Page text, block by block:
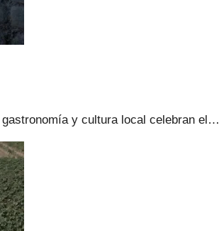
gastronomía y cultura local celebran el…